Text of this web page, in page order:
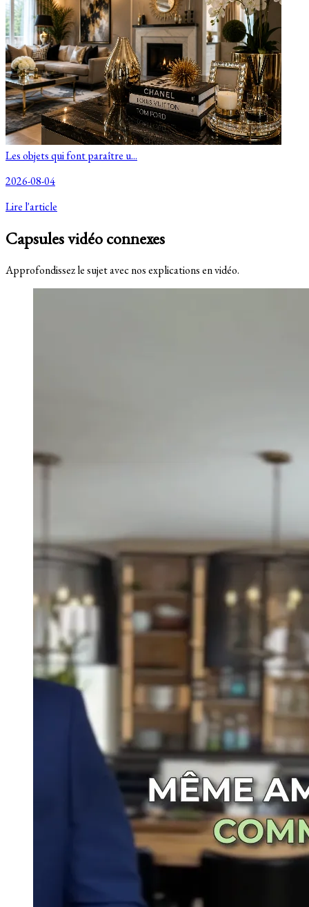
Les objets qui font paraître u...
2026-08-04
Lire l'article
Capsules vidéo connexes
Approfondissez le sujet avec nos explications en vidéo.